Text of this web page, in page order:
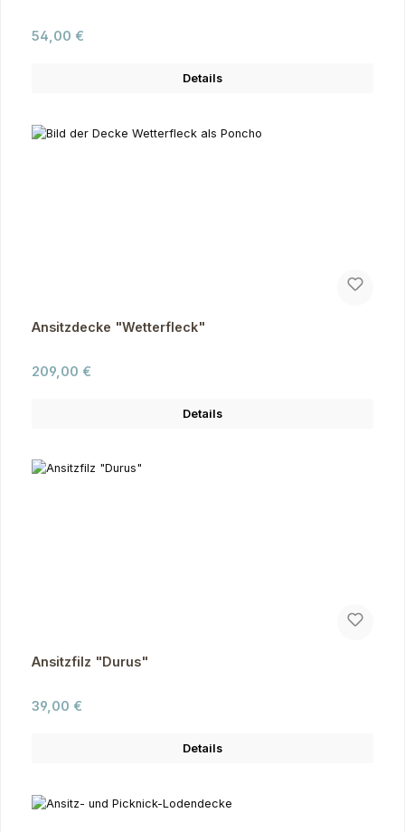
Regulärer Preis:
54,00 €
Details
Ansitzdecke "Wetterfleck"
Regulärer Preis:
209,00 €
Details
Ansitzfilz "Durus"
Regulärer Preis:
39,00 €
Details